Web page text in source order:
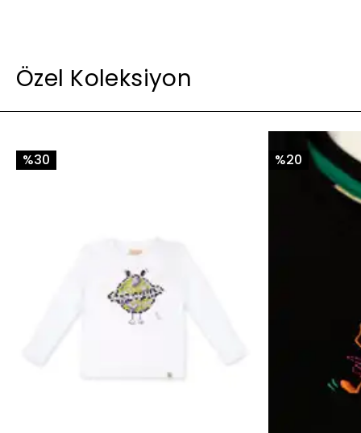
Özel Koleksiyon
%30 %20